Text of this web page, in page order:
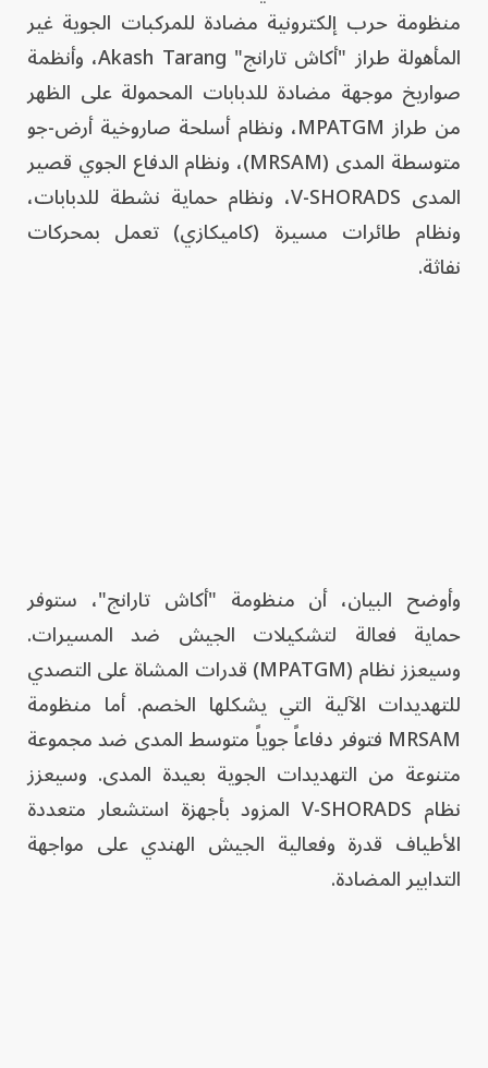
منظومة حرب إلكترونية مضادة للمركبات الجوية غير
المأهولة طراز "أكاش تارانج" Akash Tarang، وأنظمة
صواريخ موجهة مضادة للدبابات المحمولة على الظهر
من طراز MPATGM، ونظام أسلحة صاروخية أرض-جو
متوسطة المدى (MRSAM)، ونظام الدفاع الجوي قصير
المدى V-SHORADS، ونظام حماية نشطة للدبابات،
ونظام طائرات مسيرة (كاميكازي) تعمل بمحركات
نفاثة.
وأوضح البيان، أن منظومة "أكاش تارانج"، ستوفر
حماية فعالة لتشكيلات الجيش ضد المسيرات.
وسيعزز نظام (MPATGM) قدرات المشاة على التصدي
للتهديدات الآلية التي يشكلها الخصم. أما منظومة
MRSAM فتوفر دفاعاً جوياً متوسط المدى ضد مجموعة
متنوعة من التهديدات الجوية بعيدة المدى. وسيعزز
نظام V-SHORADS المزود بأجهزة استشعار متعددة
الأطياف قدرة وفعالية الجيش الهندي على مواجهة
التدابير المضادة.